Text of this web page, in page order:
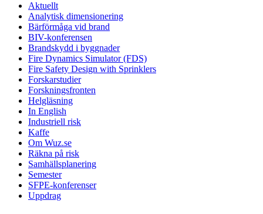
Aktuellt
Analytisk dimensionering
Bärförmåga vid brand
BIV-konferensen
Brandskydd i byggnader
Fire Dynamics Simulator (FDS)
Fire Safety Design with Sprinklers
Forskarstudier
Forskningsfronten
Helgläsning
In English
Industriell risk
Kaffe
Om Wuz.se
Räkna på risk
Samhällsplanering
Semester
SFPE-konferenser
Uppdrag